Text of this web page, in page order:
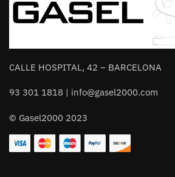
CALLE HOSPITAL, 42 – BARCELONA
93 301 1818 | info@gasel2000.com
© Gasel2000 2023